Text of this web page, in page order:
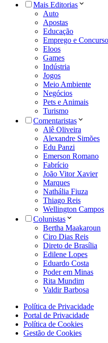
Mais Editorias
Auto
Apostas
Educação
Emprego e
Eloos
Games
Indústria
Jogos
Meio Ambiente
Negócios
Pets e Animais
Turismo
Comentaristas
Alê Oliveira
Alexandre Simões
Edu Panzi
Emerson Romano
Fabrício
João Vitor Xavier
Marques
Nathália Fiuza
Thiago Reis
Wellington Campos
Colunistas
Bertha Maakaroun
Ciro Dias Reis
Direto de Brasília
Edilene Lopes
Eduardo Costa
Poder em Minas
Rita Mundim
Valdir Barbosa
Política de Privacidade
Portal de Privacidade
Política de Cookies
Gestão de Cookies